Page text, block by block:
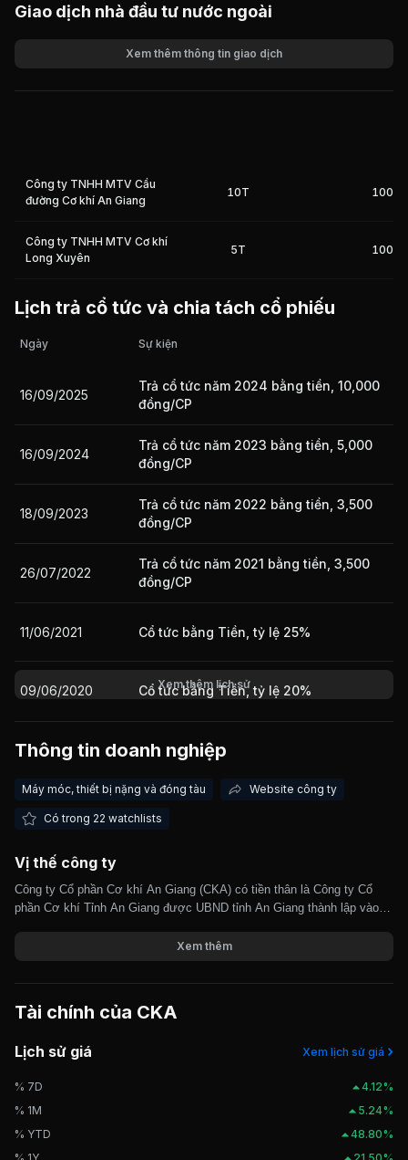
Giao dịch nhà đầu tư nước ngoài
Giá trị giao dịch nhà đầu tư nước ngoài 10 phiên gần nhất
Xem thêm thông tin giao dịch
Công ty TNHH MTV Cầu
đường Cơ khí An Giang
10T 100%
Công ty TNHH MTV Cơ khí
Long Xuyên
5T 100%
Lịch trả cổ tức và chia tách cổ phiếu
Ngày Sự kiện
16/09/2025
Trả cổ tức năm 2024 bằng tiền, 10,000
đồng/CP
16/09/2024
Trả cổ tức năm 2023 bằng tiền, 5,000
đồng/CP
18/09/2023
Trả cổ tức năm 2022 bằng tiền, 3,500
đồng/CP
26/07/2022
Trả cổ tức năm 2021 bằng tiền, 3,500
đồng/CP
11/06/2021 Cổ tức bằng Tiền, tỷ lệ 25%
09/06/2020 Cổ tức bằng Tiền, tỷ lệ 20%
13/05/2019 Cổ tức bằng Tiền, tỷ lệ 20%
Xem thêm lịch sử
Thông tin doanh nghiệp
Máy móc, thiết bị nặng và đóng tàu Website công ty
Có trong 22 watchlists
Vị thế công ty
Công ty Cổ phần Cơ khí An Giang (CKA) có tiền thân là Công ty Cổ
phần Cơ khí Tỉnh An Giang được UBND tỉnh An Giang thành lập vào
các loại sản phẩm kim khí, máy móc thiết bị cơ khí. CKA hoạt động
theo mô hình công ty cổ phần từ năm 2007. Công ty là nhà cung cấp
và sản xuất các thiết bị máy móc, công cụ cơ khí phục vụ sản xuất
hoạch, đóng gói, tồn trữ, vận chuyển. CKA được giao dịch trên thị
Xem thêm
Tài chính của CKA
Lịch sử giá Xem lịch sử giá
% 7D
4.12%
% 1M
5.24%
% YTD
48.80%